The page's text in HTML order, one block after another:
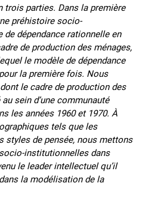
trois parties. Dans la première
préhistoire socio-
dépendance rationnelle en
de production des ménages,
le modèle de dépendance
la première fois. Nous
le cadre de production des
sein d’une communauté
les années 1960 et 1970. À
tels que les
styles de pensée, nous mettons
institutionnelles dans
le leader intellectuel qu’il
la modélisation de la